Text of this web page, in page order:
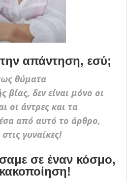
απάντηση, εσύ;
θύματα
βίας, δεν είναι μόνο οι
οι άντρες και τα
από αυτό το άρθρο,
γυναίκες!
σε έναν κόσμο,